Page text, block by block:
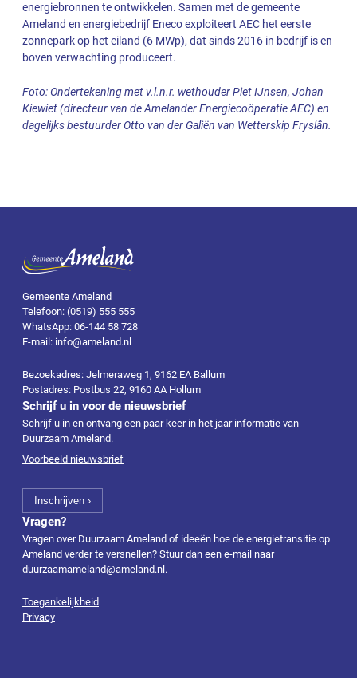
energiebronnen te ontwikkelen. Samen met de gemeente
Ameland en energiebedrijf Eneco exploiteert AEC het eerste
zonnepark op het eiland (6 MWp), dat sinds 2016 in bedrijf is en
boven verwachting produceert.
Foto: Ondertekening met v.l.n.r. wethouder Piet IJnsen, Johan
Kiewiet (directeur van de Amelander Energiecoöperatie AEC) en
dagelijks bestuurder Otto van der Galiën van Wetterskip Fryslân.
Gemeente Ameland
Telefoon: (0519) 555 555
WhatsApp: 06-144 58 728
E-mail: info@ameland.nl
Bezoekadres: Jelmeraweg 1, 9162 EA Ballum
Postadres: Postbus 22, 9160 AA Hollum
Schrijf u in voor de nieuwsbrief
Schrijf u in en ontvang een paar keer in het jaar informatie van
Duurzaam Ameland.
Voorbeeld nieuwsbrief
Vragen?
Vragen over Duurzaam Ameland of ideeën hoe de energietransitie op
Ameland verder te versnellen? Stuur dan een e-mail naar
duurzaamameland@ameland.nl .
Toegankelijkheid
Privacy